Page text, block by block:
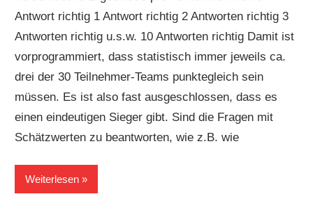
Antwort richtig 1 Antwort richtig 2 Antworten richtig 3
Antworten richtig u.s.w. 10 Antworten richtig Damit ist
vorprogrammiert, dass statistisch immer jeweils ca.
drei der 30 Teilnehmer-Teams punktegleich sein
müssen. Es ist also fast ausgeschlossen, dass es
einen eindeutigen Sieger gibt. Sind die Fragen mit
Schätzwerten zu beantworten, wie z.B. wie
Weiterlesen